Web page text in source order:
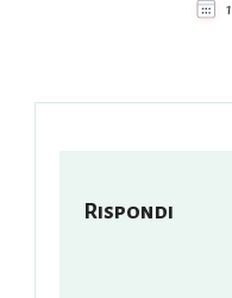
Rispondi